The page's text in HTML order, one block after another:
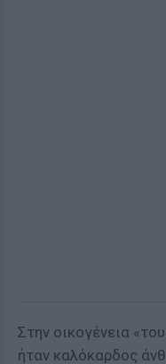
Στην οικογένεια
ήταν καλόκαρδος